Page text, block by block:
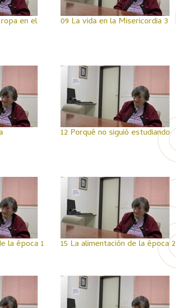
en el
09 La vida en la Misericordia 3
12 Porqué no siguió estudiando
la época 1 15 La alimentación de la época 2